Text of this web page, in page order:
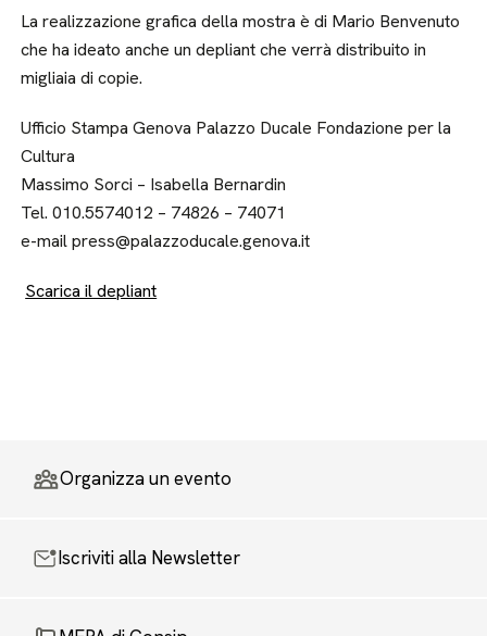
La realizzazione grafica della mostra è di Mario Benvenuto
che ha ideato anche un depliant che verrà distribuito in
migliaia di copie.
Ufficio Stampa Genova Palazzo Ducale Fondazione per la
Cultura
Massimo Sorci – Isabella Bernardin
Tel. 010.5574012 – 74826 – 74071
e-mail press@palazzoducale.genova.it
Scarica il depliant
Organizza un evento
Iscriviti alla Newsletter